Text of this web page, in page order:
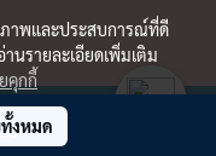
4,983
ภาพและประสบการณ์ที่ดี
นรายละเอียดเพิ่มเติม
คุกกี้
งหมด